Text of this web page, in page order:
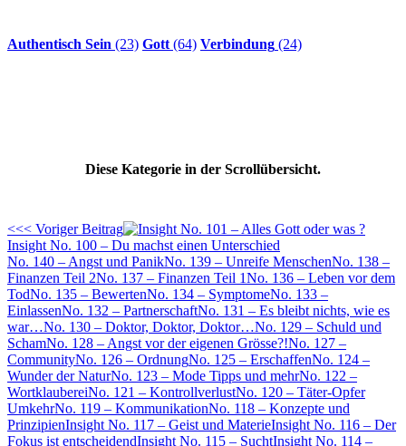
Authentisch Sein (23) Gott (64) Verbindung (24)
Diese Kategorie in der Scrollübersicht.
<<< Voriger Beitrag
Insight No. 100 – Du machst einen Unterschied
No. 140 – Angst und PanikNo. 139 – Unreife MenschenNo. 138 –
Finanzen Teil 2No. 137 – Finanzen Teil 1No. 136 – Leben vor dem
TodNo. 135 – BewertenNo. 134 – SymptomeNo. 133 –
EinlassenNo. 132 – PartnerschaftNo. 131 – Es bleibt nichts, wie es
war…No. 130 – Doktor, Doktor, Doktor…No. 129 – Schuld und
SchamNo. 128 – Angst vor der eigenen Grösse?!No. 127 –
CommunityNo. 126 – OrdnungNo. 125 – ErschaffenNo. 124 –
Wunder der NaturNo. 123 – Mode Tipps und mehrNo. 122 –
WortklaubereiNo. 121 – KontrollverlustNo. 120 – Täter-Opfer
UmkehrNo. 119 – KommunikationNo. 118 – Konzepte und
PrinzipienInsight No. 117 – Geist und MaterieInsight No. 116 – Der
Fokus ist entscheidendInsight No. 115 – SuchtInsight No. 114 –